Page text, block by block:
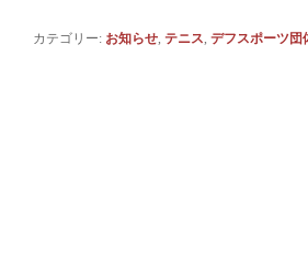
カテゴリー: お知らせ テニス デフスポーツ団